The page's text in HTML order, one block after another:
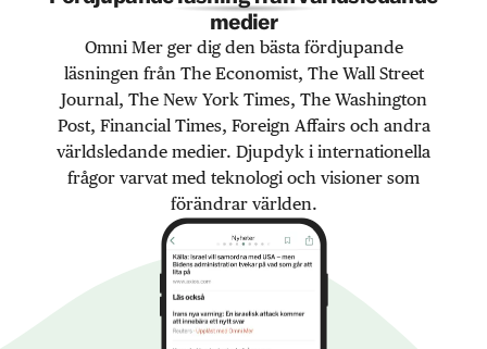
medier
Omni Mer ger dig den bästa fördjupande
läsningen från The Economist, The Wall Street
Journal, The New York Times, The Washington
Post, Financial Times, Foreign Affairs och andra
världsledande medier. Djupdyk i internationella
frågor varvat med teknologi och visioner som
förändrar världen.